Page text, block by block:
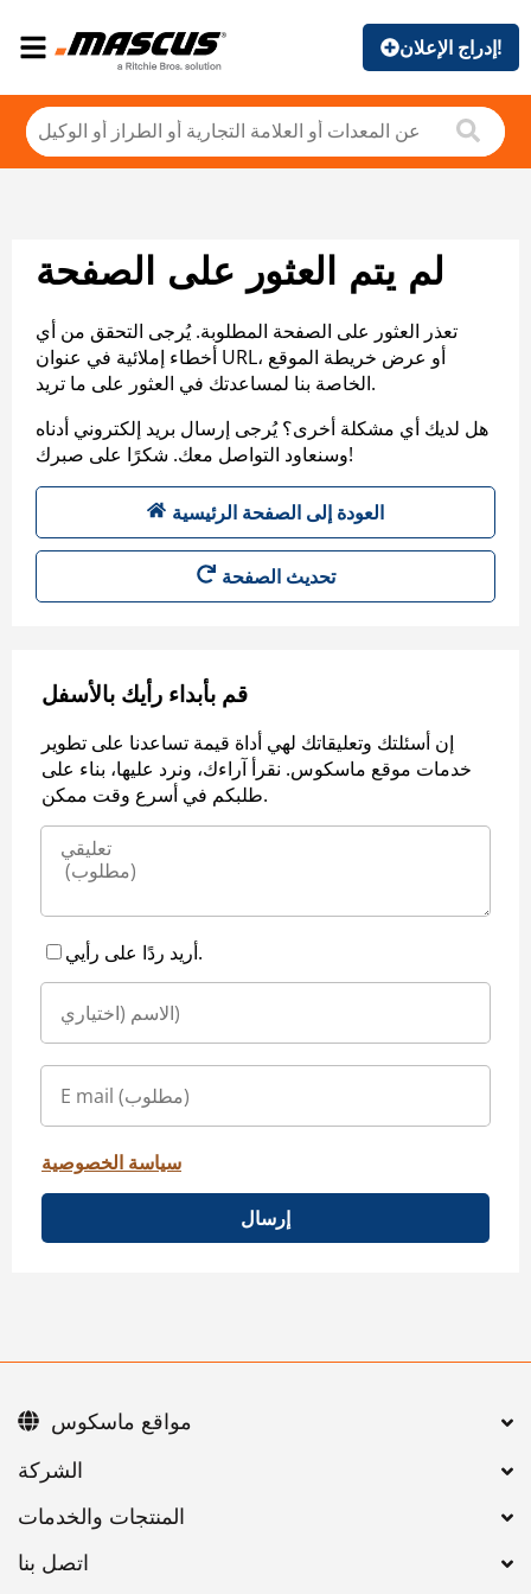
إدراج الإعلان!
لم يتم العثور على الصفحة
تعذر العثور على الصفحة المطلوبة. يُرجى التحقق من أي
أخطاء إملائية في عنوان URL، أو عرض خريطة الموقع
الخاصة بنا لمساعدتك في العثور على ما تريد.
هل لديك أي مشكلة أخرى؟ يُرجى إرسال بريد إلكتروني أدناه
وسنعاود التواصل معك. شكرًا على صبرك!
العودة إلى الصفحة الرئيسية
تحديث الصفحة
قم بأبداء رأيك بالأسفل
إن أسئلتك وتعليقاتك لهي أداة قيمة تساعدنا على تطوير
خدمات موقع ماسكوس. نقرأ آراءك، ونرد عليها، بناء على
طلبكم في أسرع وقت ممكن.
أريد ردًا على رأيي.
سياسة الخصوصية
إرسال
اتصل بنا
مواقع ماسكوس